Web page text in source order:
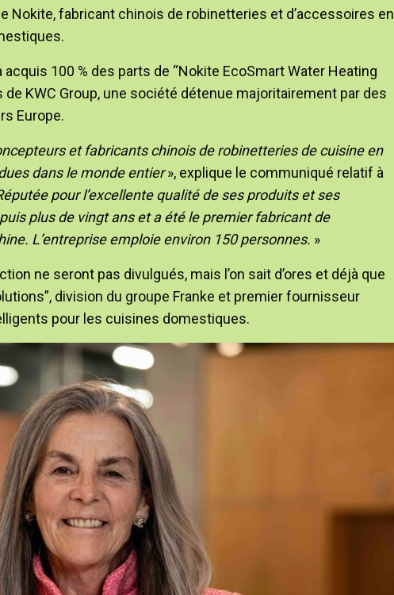
Nokite, fabricant chinois de robinetteries et d’accessoires en
100 % des parts de “Nokite EcoSmart Water Heating
de KWC Group, une société détenue majoritairement par des
Europe.
et fabricants chinois de robinetteries de cuisine en
dans le monde entier», explique le communiqué relatif à
pour l’excellente qualité de ses produits et ses
plus de vingt ans et a été le premier fabricant de
L’entreprise emploie environ 150 personnes. »
ne seront pas divulgués, mais l’on sait d’ores et déjà que
division du groupe Franke et premier fournisseur
pour les cuisines domestiques.